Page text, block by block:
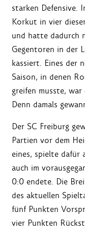
starken Defensive.
Korkut in vier
und hatte dadurch
Gegentoren in der
kassiert. Eines der
Saison, in denen
greifen musste, war
Denn damals
Der SC Freiburg
Partien vor dem
eines, spielte dafür
auch im
0:0 endete. Die
des aktuellen
fünf Punkten
vier Punkten